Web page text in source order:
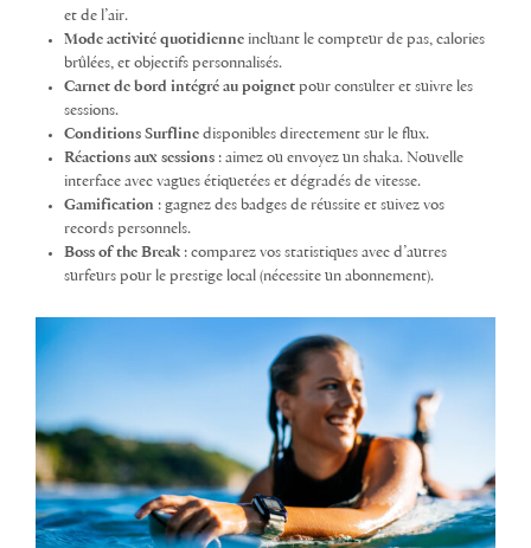
et de l’air.
Mode activité quotidienne incluant le compteur de pas, calories
brûlées, et objectifs personnalisés.
Carnet de bord intégré au poignet pour consulter et suivre les
sessions.
Conditions Surfline disponibles directement sur le flux.
Réactions aux sessions : aimez ou envoyez un shaka. Nouvelle
interface avec vagues étiquetées et dégradés de vitesse.
Gamification : gagnez des badges de réussite et suivez vos
records personnels.
Boss of the Break : comparez vos statistiques avec d’autres
surfeurs pour le prestige local (nécessite un abonnement).